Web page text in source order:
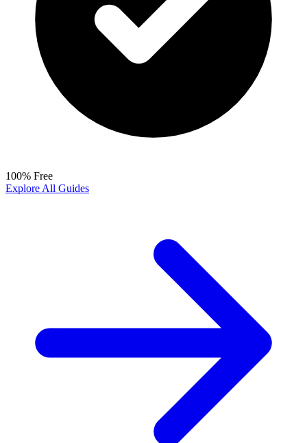
100% Free
Explore All Guides